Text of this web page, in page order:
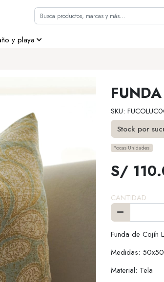
y playa
SKU:
Stock por
Pocas Unidades.
S/
CANTIDAD
Funda de Cojín
Medidas:
Material: Tela